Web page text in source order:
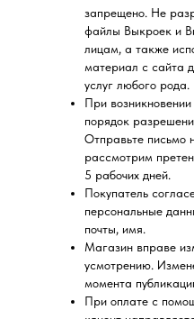
запрещено. Не
файлы Выкроек и
лицам, а также
материал с сайта
услуг любого рода.
При
порядок
Отправьте письмо
рассмотрим
5 рабочих дней.
Покупатель
персональные
почты, имя.
Магазин вправе
усмотрению.
момента
При оплате с